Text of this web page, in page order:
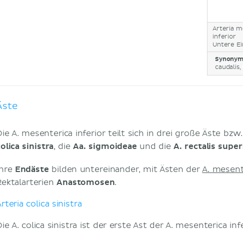
Arteria
inferior
Untere
A. mesenterica inferior teilt sich in drei große Äste
sinistra, dieAa. sigmoideae und dieA. rectalis
Endäste bilden untereinander, mit Ästen derA.
Anastomosen.
colica sinistra
A. colica sinistra ist der erste Ast der A. mesenterica